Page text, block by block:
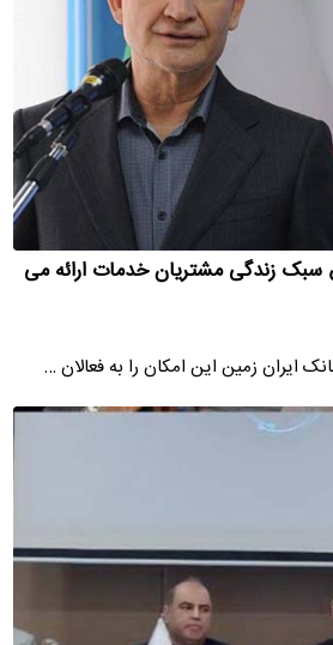
سبک زندگی مشتریان خدمات ارائه می
ایران زمین این امکان را به فعالان …